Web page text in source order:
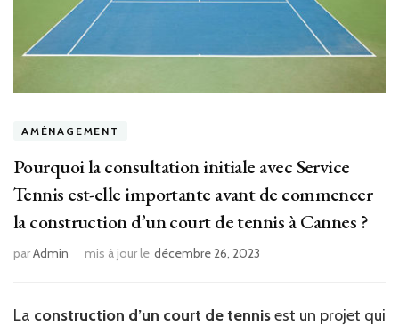
AMÉNAGEMENT
Pourquoi la consultation initiale avec Service
Tennis est-elle importante avant de commencer
la construction d’un court de tennis à Cannes ?
parAdmin mis à jour le décembre 26, 2023
La construction d’un court de tennisest un projet qui